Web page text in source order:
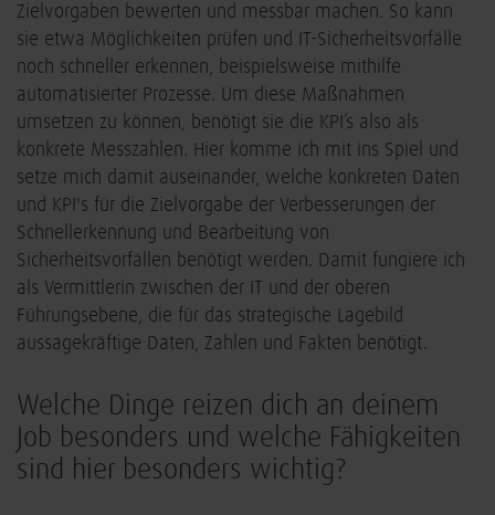
Zielvorgaben bewerten und messbar machen. So kann
sie etwa Möglichkeiten prüfen und IT-Sicherheitsvorfälle
noch schneller erkennen, beispielsweise mithilfe
automatisierter Prozesse. Um diese Maßnahmen
umsetzen zu können, benötigt sie die KPI’s also als
konkrete Messzahlen. Hier komme ich mit ins Spiel und
setze mich damit auseinander, welche konkreten Daten
und KPI's für die Zielvorgabe der Verbesserungen der
Schnellerkennung und Bearbeitung von
Sicherheitsvorfällen benötigt werden. Damit fungiere ich
als Vermittlerin zwischen der IT und der oberen
Führungsebene, die für das strategische Lagebild
aussagekräftige Daten, Zahlen und Fakten benötigt.
Welche Dinge reizen dich an deinem
Job besonders und welche Fähigkeiten
sind hier besonders wichtig?